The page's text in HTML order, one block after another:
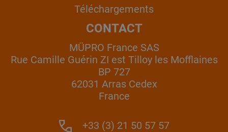
Téléchargements
CONTACT
MÜPRO France SAS
Rue Camille Guérin ZI est Tilloy les Mofflaines
BP 727
62031 Arras Cedex
France
+33 (3) 21 50 57 57